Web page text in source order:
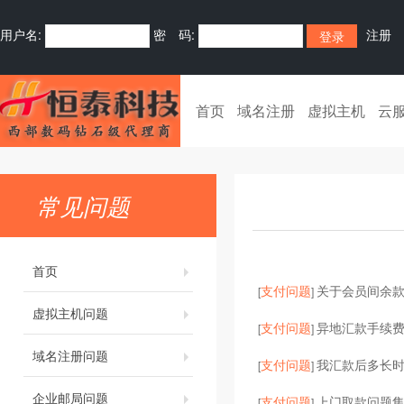
用户名: 密 码: 注册
首页 域名注册 虚拟主机 云
常见问题
首页
虚拟主机问题
域名注册问题
企业邮局问题
[支付问题] 关于会员间余
[支付问题]异地汇款手续
[支付问题]我汇款后多长